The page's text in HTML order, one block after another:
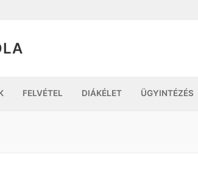
FELVÉTEL DIÁKÉLET ÜGYINTÉZÉS